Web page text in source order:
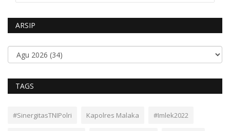
ARSIP
TAGS
#SinergitasTNIPolri Kapolres Malaka #Imlek2022